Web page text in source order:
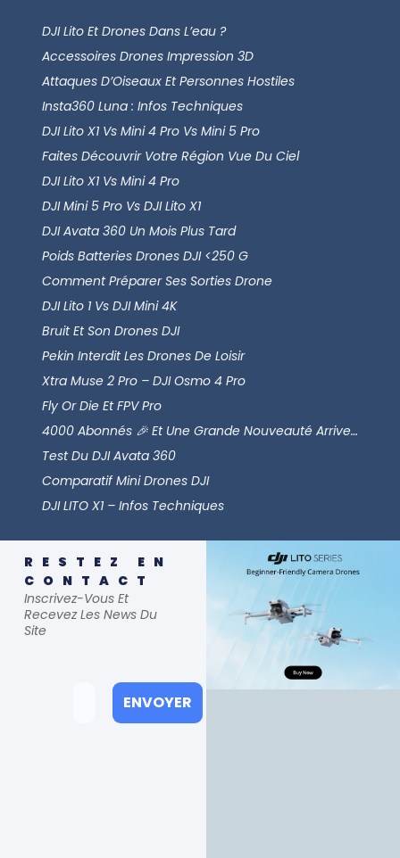
DJI Lito Et Drones Dans L’eau ?
Accessoires Drones Impression 3D
Attaques D’Oiseaux Et Personnes Hostiles
Insta360 Luna : Infos Techniques
DJI Lito X1 Vs Mini 4 Pro Vs Mini 5 Pro
Faites Découvrir Votre Région Vue Du Ciel
DJI Lito X1 Vs Mini 4 Pro
DJI Mini 5 Pro Vs DJI Lito X1
DJI Avata 360 Un Mois Plus Tard
Poids Batteries Drones DJI <250 G
Comment Préparer Ses Sorties Drone
DJI Lito 1 Vs DJI Mini 4K
Bruit Et Son Drones DJI
Pekin Interdit Les Drones De Loisir
Xtra Muse 2 Pro – DJI Osmo 4 Pro
Fly Or Die Et FPV Pro
4000 Abonnés 🎉 Et Une Grande Nouveauté Arrive…
Test Du DJI Avata 360
Comparatif Mini Drones DJI
DJI LITO X1 – Infos Techniques
RESTEZ EN
CONTACT
Inscrivez-Vous Et
Recevez Les News Du
Site